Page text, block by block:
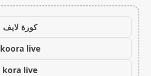
كورة لايف
koora live
kora live